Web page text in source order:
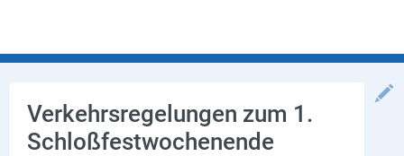
Verkehrsregelungen zum 1.
Schloßfestwochenende
Dienstleistung
Gesundheit
Freizeit